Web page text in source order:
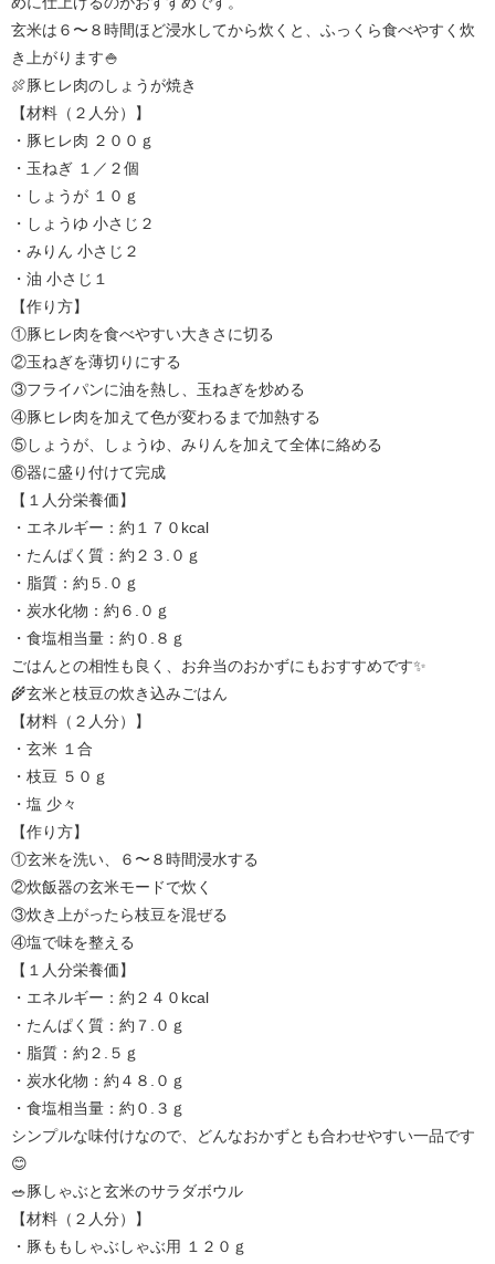
玄米は６〜８時間ほど浸水してから炊くと、ふっくら食べやすく炊
き上がります🍚
🍖豚ヒレ肉のしょうが焼き
【材料（２人分）】
・豚ヒレ肉 ２００ｇ
・玉ねぎ １／２個
・しょうが １０ｇ
・しょうゆ 小さじ２
・みりん 小さじ２
・油 小さじ１
【作り方】
①豚ヒレ肉を食べやすい大きさに切る
②玉ねぎを薄切りにする
③フライパンに油を熱し、玉ねぎを炒める
④豚ヒレ肉を加えて色が変わるまで加熱する
⑤しょうが、しょうゆ、みりんを加えて全体に絡める
⑥器に盛り付けて完成
【１人分栄養価】
・エネルギー：約１７０kcal
・たんぱく質：約２３.０ｇ
・脂質：約５.０ｇ
・炭水化物：約６.０ｇ
・食塩相当量：約０.８ｇ
ごはんとの相性も良く、お弁当のおかずにもおすすめです✨
🌾玄米と枝豆の炊き込みごはん
【材料（２人分）】
・玄米 １合
・枝豆 ５０ｇ
・塩 少々
【作り方】
①玄米を洗い、６〜８時間浸水する
②炊飯器の玄米モードで炊く
③炊き上がったら枝豆を混ぜる
④塩で味を整える
【１人分栄養価】
・エネルギー：約２４０kcal
・たんぱく質：約７.０ｇ
・脂質：約２.５ｇ
・炭水化物：約４８.０ｇ
・食塩相当量：約０.３ｇ
シンプルな味付けなので、どんなおかずとも合わせやすい一品です
😊
🥗豚しゃぶと玄米のサラダボウル
【材料（２人分）】
・豚ももしゃぶしゃぶ用 １２０ｇ